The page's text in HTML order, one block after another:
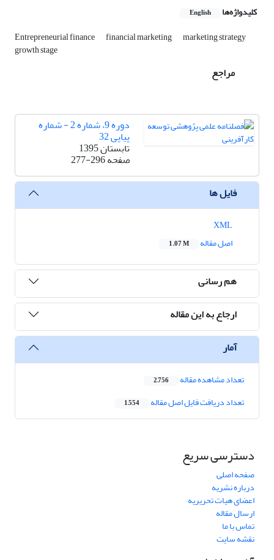
کلیدواژه‌ها English
Entrepreneurial finance financial marketing marketing strategy
growth stage
مراجع
دوره 9، شماره 2 - شماره
پیاپی 32
تابستان 1395
صفحه277-296
فایل ها
اصل مقاله
1.07 M
هم رسانی
ارجاع به این مقاله
آمار
تعداد مشاهده مقاله 2,756
تعداد دریافت فایل اصل مقاله 1,554
دسترسی سریع
صفحه اصلی
درباره نشریه
اعضای هیات تحریریه
ارسال مقاله
تماس با ما
نقشه سایت